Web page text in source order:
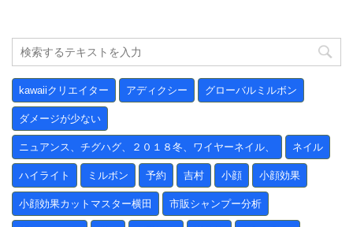
kawaiiクリエイター アディクシー グローバルミルボン
ダメージが少ない
ニュアンス、チグハグ、２０１８冬、ワイヤーネイル、 ネイル
ハイライト ミルボン 予約 吉村 小顔 小顔効果
小顔効果カットマスター横田 市販シャンプー分析